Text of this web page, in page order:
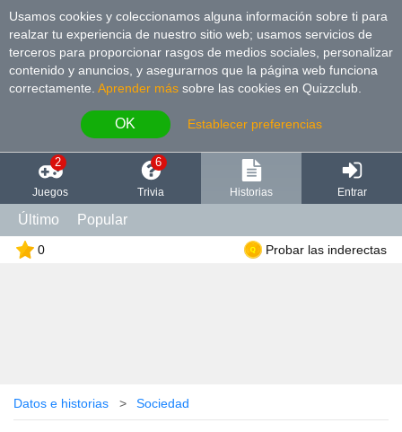
Usamos cookies y coleccionamos alguna información sobre ti para
realzar tu experiencia de nuestro sitio web; usamos servicios de
terceros para proporcionar rasgos de medios sociales, personalizar
contenido y anuncios, y asegurarnos que la página web funciona
correctamente. Aprender más sobre las cookies en Quizzclub.
OK Establecer preferencias
2
Juegos
6
Trivia Historias Entrar
Último Popular
0 Probar las inderectas
Datos e historias Sociedad